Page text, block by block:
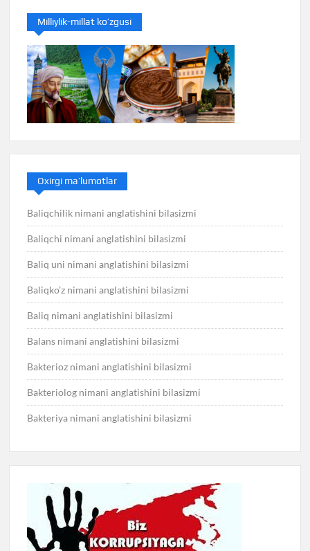
Milliylik-millat ko’zgusi
Oxirgi ma’lumotlar
Baliqchilik nimani anglatishini bilasizmi
Baliqchi nimani anglatishini bilasizmi
Baliq uni nimani anglatishini bilasizmi
Baliqko’z nimani anglatishini bilasizmi
Baliq nimani anglatishini bilasizmi
Balans nimani anglatishini bilasizmi
Bakterioz nimani anglatishini bilasizmi
Bakteriolog nimani anglatishini bilasizmi
Bakteriya nimani anglatishini bilasizmi